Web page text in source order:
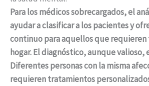
Para los médicos sobrecargados, el
ayudar a clasificar a los pacientes y
continuo para aquellos que
hogar. El diagnóstico, aunque valioso,
Diferentes personas con la misma
requieren tratamientos